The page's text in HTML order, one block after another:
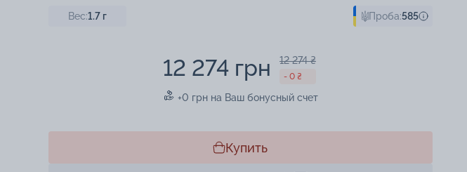
Вес:1.7 г Проба:585
12 274 грн 12 274 ₴
- 0 ₴
+0 грн на Ваш бонусный счет
Купить